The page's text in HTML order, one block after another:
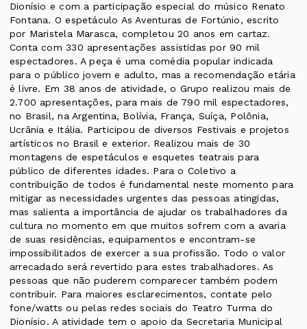
Dionísio e com a participação especial do músico Renato
Fontana. O espetáculo As Aventuras de Fortúnio, escrito
por Maristela Marasca, completou 20 anos em cartaz.
Conta com 330 apresentações assistidas por 90 mil
espectadores. A peça é uma comédia popular indicada
para o público jovem e adulto, mas a recomendação etária
é livre. Em 38 anos de atividade, o Grupo realizou mais de
2.700 apresentações, para mais de 790 mil espectadores,
no Brasil, na Argentina, Bolívia, França, Suíça, Polônia,
Ucrânia e Itália. Participou de diversos Festivais e projetos
artísticos no Brasil e exterior. Realizou mais de 30
montagens de espetáculos e esquetes teatrais para
público de diferentes idades. Para o Coletivo a
contribuição de todos é fundamental neste momento para
mitigar as necessidades urgentes das pessoas atingidas,
mas salienta a importância de ajudar os trabalhadores da
cultura no momento em que muitos sofrem com a avaria
de suas residências, equipamentos e encontram-se
impossibilitados de exercer a sua profissão. Todo o valor
arrecadado será revertido para estes trabalhadores. As
pessoas que não puderem comparecer também podem
contribuir. Para maiores esclarecimentos, contate pelo
fone/watts ou pelas redes sociais do Teatro Turma do
Dionísio. A atividade tem o apoio da Secretaria Municipal